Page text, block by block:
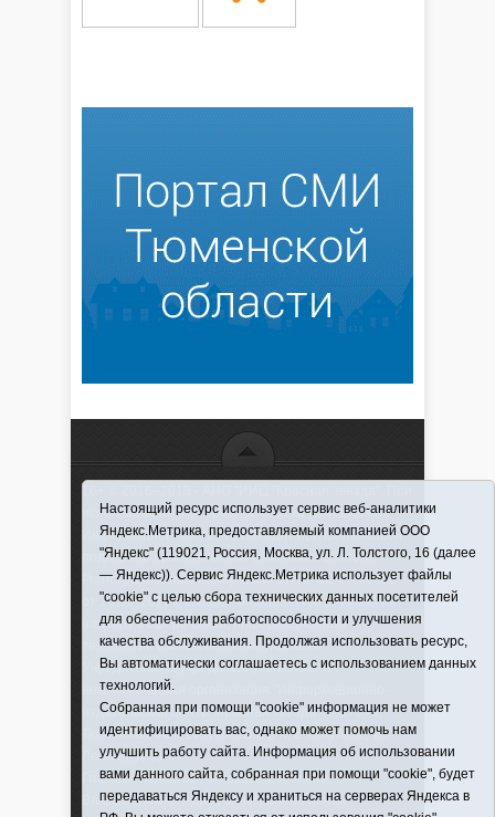
использовании материалов ссылка обязательна
Информационная лента выходит при финансовой
поддержке правительства Тюменской области
Регистрационный номер СМИ ЭЛ № ФС 77-66066
от 10.06. 2016 г. выдано Федеральной службой по
надзору в сфере связи, информационных
технологий и массовых коммуникаций.
Учредитель (соучредители) Автономная
некоммерческая организация "Информационно-
издательский центр "Красная звезда"" (627570,
Тюменская обл., Викуловский р-н, с. Викулово, ул.
Ленина, д. 5).
Главный редактор Антюхова Светлана
Владимировна. Адрес электронной почты:
Настоящий ресурс использует сервис веб-аналитики
Яндекс.Метрика, предоставляемый компанией ООО
"Яндекс" (119021, Россия, Москва, ул. Л. Толстого, 16 (далее
— Яндекс)). Сервис Яндекс.Метрика использует файлы
"cookie" с целью сбора технических данных посетителей
для обеспечения работоспособности и улучшения
качества обслуживания. Продолжая использовать ресурс,
Вы автоматически соглашаетесь с использованием данных
технологий.
Собранная при помощи "cookie" информация не может
идентифицировать вас, однако может помочь нам
улучшить работу сайта. Информация об использовании
вами данного сайта, собранная при помощи "cookie", будет
передаваться Яндексу и храниться на серверах Яндекса в